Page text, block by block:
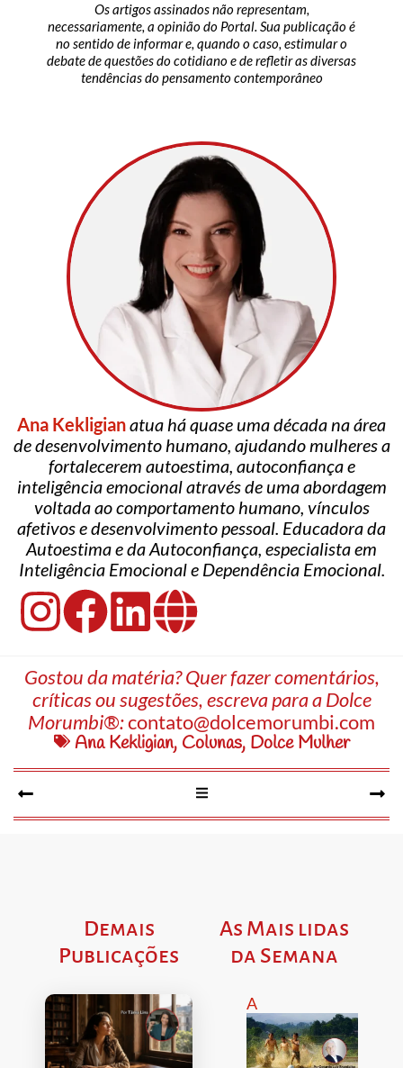
Os artigos assinados não representam,
necessariamente, a opinião do Portal. Sua publicação é
no sentido de informar e, quando o caso, estimular o
debate de questões do cotidiano e de refletir as diversas
tendências do pensamento contemporâneo
Ana Kekligianatua há quase uma década na área
de desenvolvimento humano, ajudando mulheres a
fortalecerem autoestima, autoconfiança e
inteligência emocional através de uma abordagem
voltada ao comportamento humano, vínculos
afetivos e desenvolvimento pessoal. Educadora da
Autoestima e da Autoconfiança, especialista em
Inteligência Emocional e Dependência Emocional.
Gostou da matéria? Quer fazer comentários,
críticas ou sugestões, escreva para a Dolce
Morumbi®:contato@dolcemorumbi.com
Ana Kekligian, Colunas, Dolce Mulher
Demais
Publicações
As Mais lidas
da Semana
A